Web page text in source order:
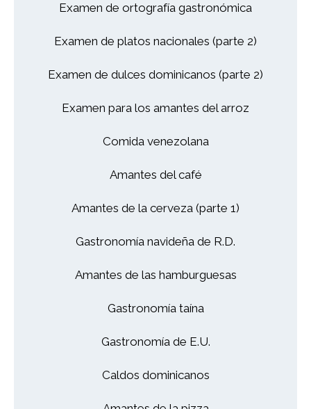
Examen de ortografía gastronómica
Examen de platos nacionales (parte 2)
Examen de dulces dominicanos (parte 2)
Examen para los amantes del arroz
Comida venezolana
Amantes del café
Amantes de la cerveza (parte 1)
Gastronomía navideña de R.D.
Amantes de las hamburguesas
Gastronomía taína
Gastronomía de E.U.
Caldos dominicanos